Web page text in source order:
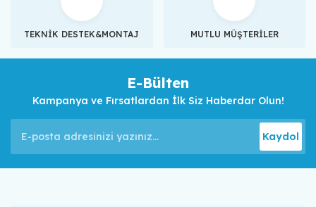
TEKNİK DESTEK&MONTAJ MUTLU MÜŞTERİLER
E-Bülten
Kampanya ve Fırsatlardan İlk Siz Haberdar Olun!
Kaydol